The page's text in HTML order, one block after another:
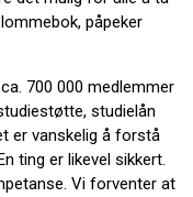
påpeker
700 000 medlemmer
studielån
er vanskelig å forstå
ting er likevel sikkert.
Vi forventer at